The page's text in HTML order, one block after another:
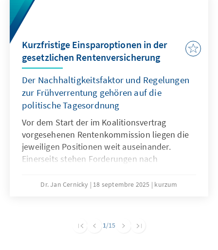
Wissenstreiber und Goldstandard – rücken
spätestens seit dem Überfall Russlands auf
Kooperationen immer mehr in den Fokus.
Kurzfristige Einsparoptionen in der
gesetzlichen Rentenversicherung
Der Nachhaltigkeitsfaktor und Regelungen
zur Frühverrentung gehören auf die
politische Tagesordnung
Vor dem Start der im Koalitionsvertrag
vorgesehenen Rentenkommission liegen die
jeweiligen Positionen weit auseinander.
Einerseits stehen Forderungen nach
Kürzung von Leistungen abgelehnt. Eine
adressiert, sollte zwar weiter das Ziel sein,
Dr. Jan Cernicky 18 septembre 2025 kurzum
1/15